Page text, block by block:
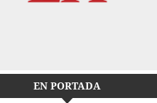
EN PORTADA